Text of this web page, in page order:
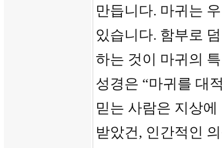
만듭니다. 마귀는
있습니다. 함부로
하는 것이 마귀의
성경은 “마귀를 대
믿는 사람은 지상
받았건, 인간적인